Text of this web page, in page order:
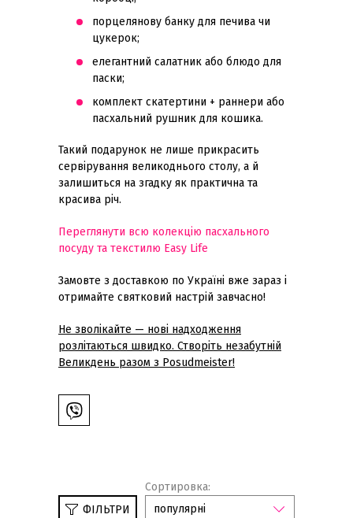
порцелянову банку для печива чи
цукерок;
елегантний салатник або блюдо для
паски;
комплект скатертини + раннери або
пасхальний рушник для кошика.
Такий подарунок не лише прикрасить
сервірування великоднього столу, а й
залишиться на згадку як практична та
красива річ.
Переглянути всю колекцію пасхального
посуду та текстилю Easy Life
Замовте з доставкою по Україні вже зараз і
отримайте святковий настрій завчасно!
Не зволікайте — нові надходження
розлітаються швидко. Створіть незабутній
Великдень разом з Posudmeister!
Сортировка:
популярні
ФІЛЬТРИ